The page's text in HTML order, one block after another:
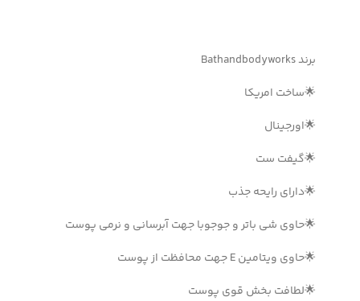
برند Bathandbodyworks
🌟ساخت امریکا
🌟اورجینال
🌟گیفت ست
🌟دارای رایحه جذب
🌟حاوی شی باتر و جوجوبا جهت آبرسانی و نرمی پوست
🌟حاوی ویتامین E جهت محافظت از پوست
🌟لطافت بخش قوی پوست